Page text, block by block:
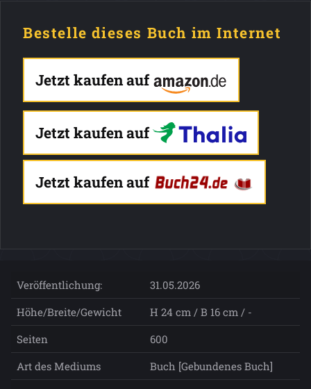
Bestelle dieses Buch im Internet
Jetzt kaufen auf
Jetzt kaufen auf
Jetzt kaufen auf
Veröffentlichung:
31.05.2026
Höhe/Breite/Gewicht
H 24 cm / B 16 cm / -
Seiten
600
Art des Mediums
Buch [Gebundenes Buch]